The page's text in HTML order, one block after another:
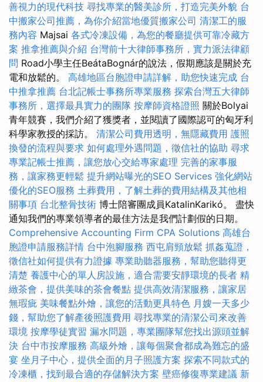
善視力的現代科技 尋找專業的醫美診所，打造完美外貌 台
中搬家公司推薦，為你介紹當地優質搬家公司 清潔工的服
務內容 Majsai 各式冷凍設備，為您的餐廳提供可靠冷藏方
案 推拿推薦與介紹 台灣前十大律師事務所，實力派法律顧
問 Road小學主任BeátaBognár的說法，假期應該是關於充
電和​​放鬆的。 高雄地區台胞證申請詳解，助您快速完成 台
中推拿推薦 台北記帳士事務所專業服務 探索台灣五大律師
事務所，選擇最具實力的團隊 按摩師資格證照 關於Bolyai
青年競賽，我們介紹了獲獎者，並閱讀了國際認可的匈牙利
科學家教授的採訪。 清潔公司費用透明，無隱藏費用 護照
換發的流程與要求 如何處理外遇問題，徵信社的協助 尋求
專業記帳士推薦，讓您放心交給專家處理 完善的家事服
務，讓家務更輕鬆 提升網站曝光的SEO Services 強化網站
優化的SEO服務 土葬費用，了解土葬的費用結構及其他相
關事項 台北整骨技術 博士陪審團成員KatalinKarikó。 盡快
通知我們的專業領導者的最佳方法是我們計劃假的日期。
Comprehensive Accounting Firm CPA Solutions 高雄台
胞證申請服務詳情 台中泡腳服務 西屯肩頸放鬆 抓姦蒐證，
徵信社如何提供有力證據 專業助聽器服務，幫助您聽得更
清楚 養護中心的單人房設施，適合需要安靜環境的長者 精
緻茶會，提供美味的茶會餐點 提供高效清潔服務，讓家居
無瑕疵 美味餐點外燴，讓您的活動更具特色 月嫂一天多少
錢，幫助您了解產後照護費用 尋找專業的清潔公司來改善
環境 按摩學徒實習 漏水問題，專業團隊幫您找出源頭並解
決 台中市按摩服務 高級外燴，讓每個聚會都成為難忘的盛
宴 坐月子中心，提供全面的月子照護方案 探索不同款式的
冷凍櫃，找到最合適的存儲解決方案 壁癌修復專業建議 新